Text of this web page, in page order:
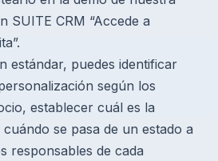
SUITE CRM “Accede a
estándar, puedes identificar
según los
establecer cuál es la
se pasa de un estado a
responsables de cada